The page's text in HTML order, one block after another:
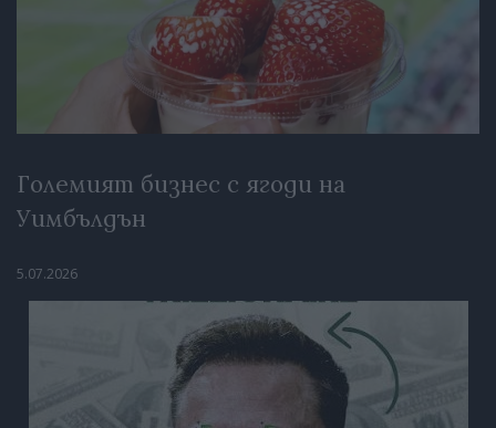
Големият бизнес с ягоди на
Уимбълдън
5.07.2026